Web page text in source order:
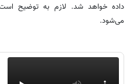
داده خواهد شد. لازم به توضیح
می‌شود.